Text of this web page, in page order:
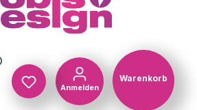
Anmelden
Warenkorb